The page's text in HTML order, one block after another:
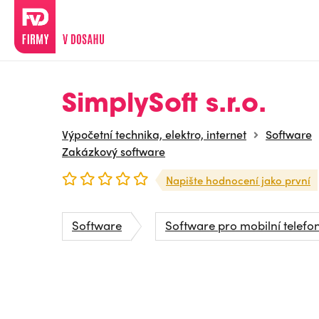
SimplySoft s.r.o.
Výpočetní technika, elektro, internet
Software
Zakázkový software
Napište hodnocení jako první
Software Software pro mobilní